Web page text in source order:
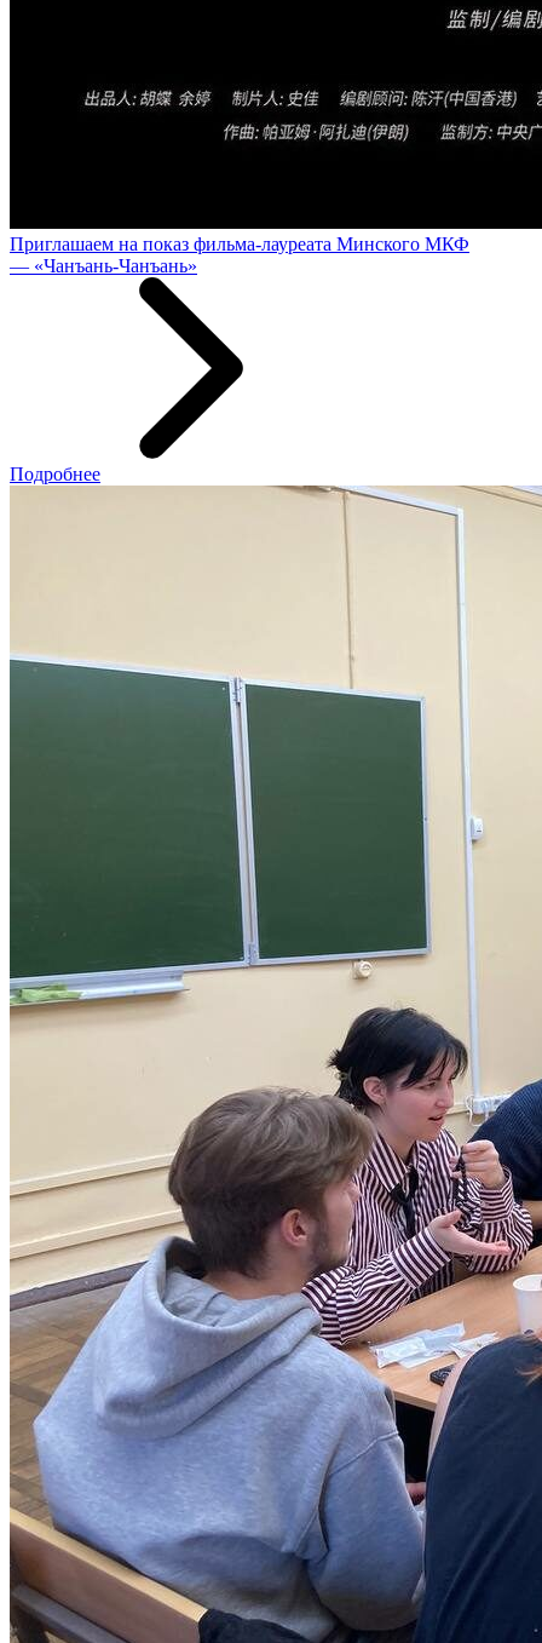
Приглашаем на показ фильма-лауреата Минского МКФ
— «Чанъань-Чанъань»
Подробнее